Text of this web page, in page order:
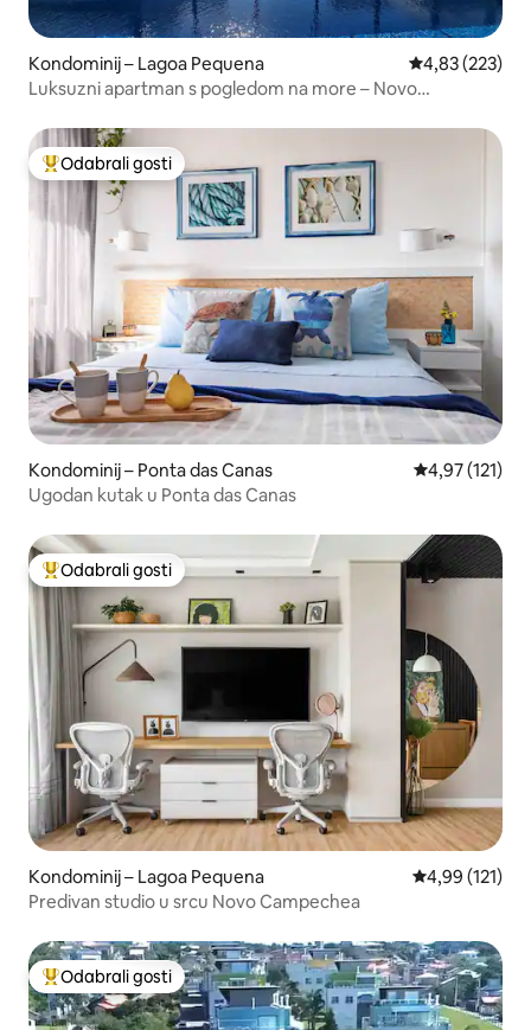
Kondominij – Lagoa Pequena Prosječna
4,83 (223)
Luksuzni apartman s pogledom na more – Novo
Među najviše rangiranima s oznakom „Odabrali gosti”
Odabrali gosti
Kondominij – Ponta das Canas Prosječna
4,97 (121)
Ugodan kutak u Ponta das Canas
Među najviše rangiranima s oznakom „Odabrali gosti”
Odabrali gosti
Kondominij – Lagoa Pequena Prosječna
4,99 (121)
Predivan studio u srcu Novo Campechea
Među najviše rangiranima s oznakom „Odabrali gosti”
Odabrali gosti